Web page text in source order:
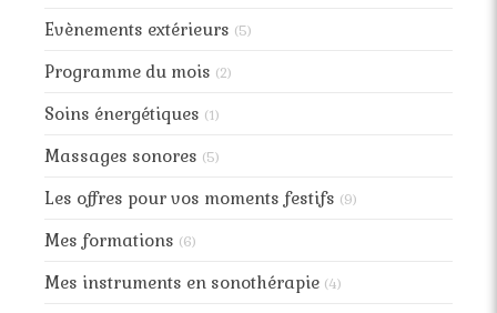
Evènements extérieurs (5)
Programme du mois (2)
Soins énergétiques (1)
Massages sonores (5)
Les offres pour vos moments festifs (9)
Mes formations (6)
Mes instruments en sonothérapie (4)